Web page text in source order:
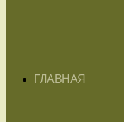
ГЛАВНАЯ